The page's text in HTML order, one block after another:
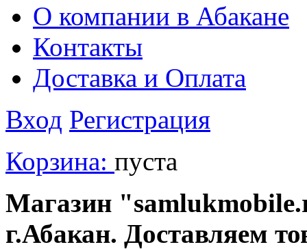
О компании в Абакане
Контакты
Доставка и Оплата
Вход Регистрация
Корзина: пуста
Магазин
г.Абакан. Доставляем